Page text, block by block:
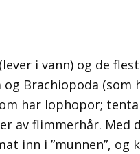
i vann) og de
Brachiopoda (som
har lophopor;
av flimmerhår. Med
inn i ”munnen”, og